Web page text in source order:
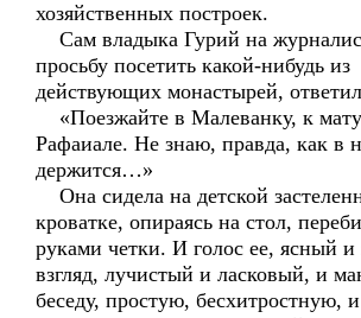
хозяйственных построек.
Сам владыка Гурий на
просьбу посетить какой-нибудь из
действующих монастырей,
«Поезжайте в Малеванку, к
Рафаиале. Не знаю, правда, как в
держится…»
Она сидела на детской
кроватке, опираясь на стол,
руками четки. И голос ее, ясный
взгляд, лучистый и ласковый, и
беседу, простую, бесхитростную,